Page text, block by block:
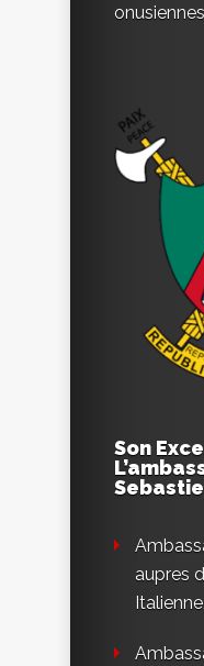
Son
aupres
Italienne,